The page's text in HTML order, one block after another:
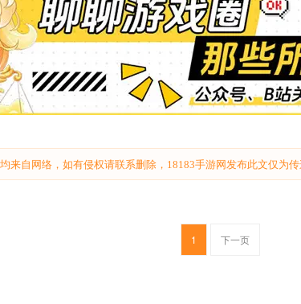
来自网络，如有侵权请联系删除，18183手游网发布此文仅为
1 下一页